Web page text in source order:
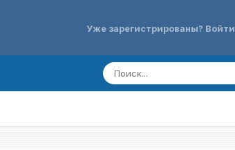
Уже зарегистрированы? Войти